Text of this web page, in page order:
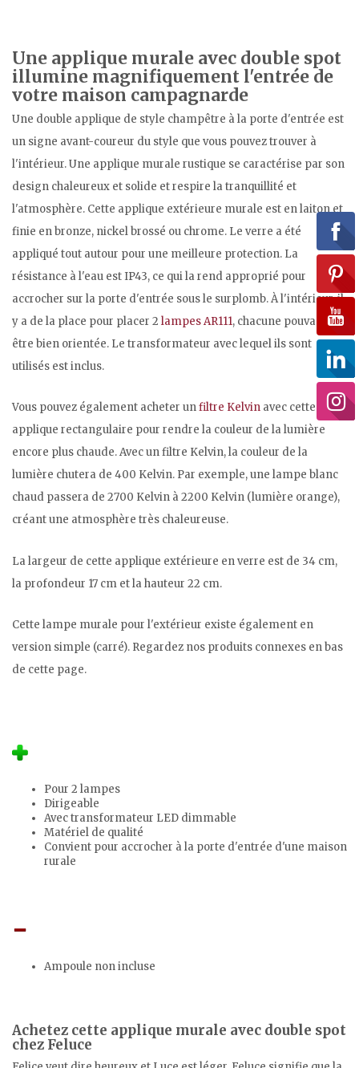
Une applique murale avec double spot
illumine magnifiquement l'entrée de
votre maison campagnarde
Une double applique de style champêtre à la porte d'entrée est
un signe avant-coureur du style que vous pouvez trouver à
l'intérieur. Une applique murale rustique se caractérise par son
design chaleureux et solide et respire la tranquillité et
l'atmosphère. Cette applique extérieure murale est en laiton et
finie en bronze, nickel brossé ou chrome. Le verre a été
appliqué tout autour pour une meilleure protection. La
résistance à l'eau est IP43, ce qui la rend approprié pour
accrocher sur la porte d'entrée sous le surplomb. À l'intérieur, il
y a de la place pour placer 2 lampes AR111, chacune pouvant
être bien orientée. Le transformateur avec lequel ils sont
utilisés est inclus.
Vous pouvez également acheter unfiltre Kelvin avec cette
applique rectangulaire pour rendre la couleur de la lumière
encore plus chaude. Avec un filtre Kelvin, la couleur de la
lumière chutera de 400 Kelvin. Par exemple, une lampe blanc
chaud passera de 2700 Kelvin à 2200 Kelvin (lumière orange),
créant une atmosphère très chaleureuse.
La largeur de cette applique extérieure en verre est de 34 cm,
la profondeur 17 cm et la hauteur 22 cm.
Cette lampe murale pour l'extérieur existe également en
version simple (carré). Regardez nos produits connexes en bas
de cette page.
Pour 2 lampes
Dirigeable
Avec transformateur LED dimmable
Matériel de qualité
Convient pour accrocher à la porte d'entrée d'une maison
rurale
Ampoule non incluse
Achetez cette applique murale avec double spot
chez Feluce